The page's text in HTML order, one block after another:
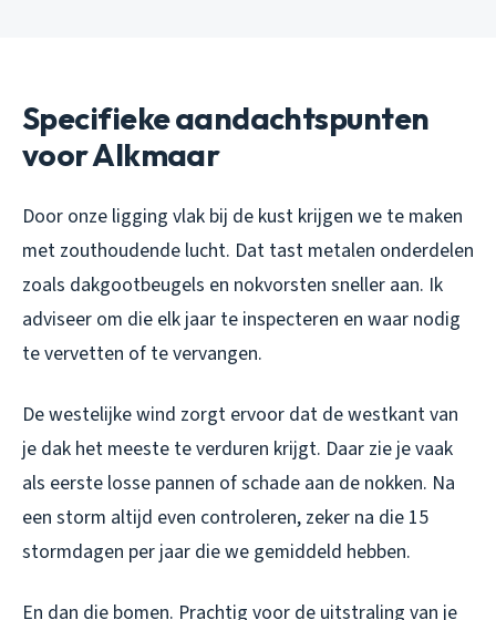
Specifieke aandachtspunten
voor Alkmaar
Door onze ligging vlak bij de kust krijgen we te maken
met zouthoudende lucht. Dat tast metalen onderdelen
zoals dakgootbeugels en nokvorsten sneller aan. Ik
adviseer om die elk jaar te inspecteren en waar nodig
te vervetten of te vervangen.
De westelijke wind zorgt ervoor dat de westkant van
je dak het meeste te verduren krijgt. Daar zie je vaak
als eerste losse pannen of schade aan de nokken. Na
een storm altijd even controleren, zeker na die 15
stormdagen per jaar die we gemiddeld hebben.
En dan die bomen. Prachtig voor de uitstraling van je